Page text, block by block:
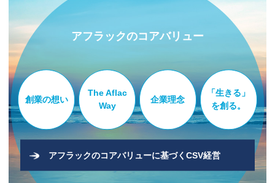
アフラックのコアバリュー
創業の想い
The Aflac
Way
企業理念
「生きる」
を創る。
アフラックのコアバリューに基づくCSV経営